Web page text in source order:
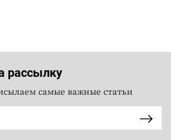
рассылку
самые важные статьи